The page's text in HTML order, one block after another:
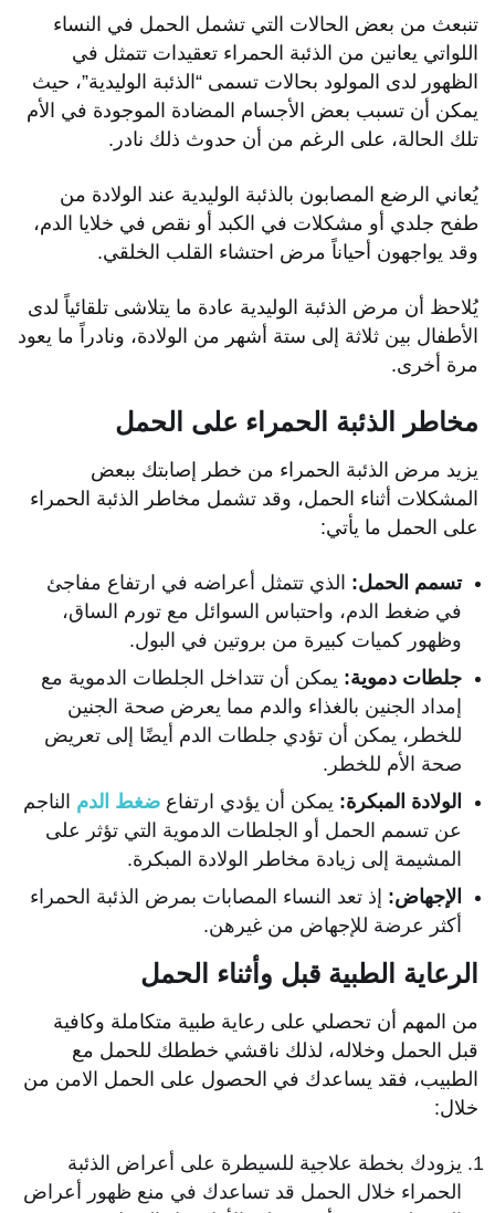
تنبعث من بعض الحالات التي تشمل الحمل في النساء
اللواتي يعانين من الذئبة الحمراء تعقيدات تتمثل في
الظهور لدى المولود بحالات تسمى “الذئبة الوليدية”، حيث
يمكن أن تسبب بعض الأجسام المضادة الموجودة في الأم
تلك الحالة، على الرغم من أن حدوث ذلك نادر.
يُعاني الرضع المصابون بالذئبة الوليدية عند الولادة من
طفح جلدي أو مشكلات في الكبد أو نقص في خلايا الدم،
وقد يواجهون أحياناً مرض احتشاء القلب الخلقي.
يُلاحظ أن مرض الذئبة الوليدية عادة ما يتلاشى تلقائياً لدى
الأطفال بين ثلاثة إلى ستة أشهر من الولادة، ونادراً ما يعود
مرة أخرى.
مخاطر الذئبة الحمراء على الحمل
يزيد مرض الذئبة الحمراء من خطر إصابتك ببعض
المشكلات أثناء الحمل، وقد تشمل مخاطر الذئبة الحمراء
على الحمل ما يأتي:
تسمم الحمل: الذي تتمثل أعراضه في ارتفاع مفاجئ
في ضغط الدم، واحتباس السوائل مع تورم الساق،
وظهور كميات كبيرة من بروتين في البول.
جلطات دموية: يمكن أن تتداخل الجلطات الدموية مع
إمداد الجنين بالغذاء والدم مما يعرض صحة الجنين
للخطر، يمكن أن تؤدي جلطات الدم أيضًا إلى تعريض
صحة الأم للخطر.
الولادة المبكرة: يمكن أن يؤدي ارتفاعضغط الدم الناجم
عن تسمم الحمل أو الجلطات الدموية التي تؤثر على
المشيمة إلى زيادة مخاطر الولادة المبكرة.
الإجهاض: إذ تعد النساء المصابات بمرض الذئبة الحمراء
أكثر عرضة للإجهاض من غيرهن.
الرعاية الطبية قبل وأثناء الحمل
من المهم أن تحصلي على رعاية طبية متكاملة وكافية
قبل الحمل وخلاله، لذلك ناقشي خططك للحمل مع
الطبيب، فقد يساعدك في الحصول على الحمل الامن من
خلال:
يزودك بخطة علاجية للسيطرة على أعراض الذئبة
الحمراء خلال الحمل قد تساعدك في منع ظهور أعراض